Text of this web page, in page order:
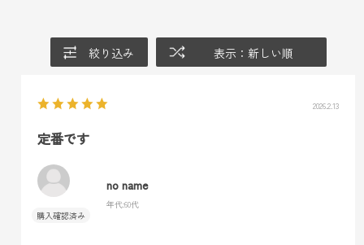
絞り込み 表示：新しい順
2026.2.13
定番です
no name
年代:60代